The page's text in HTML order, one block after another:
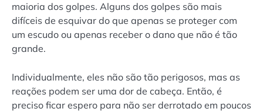
maioria dos golpes. Alguns dos golpes são mais
difíceis de esquivar do que apenas se proteger com
um escudo ou apenas receber o dano que não é tão
grande.
Individualmente, eles não são tão perigosos, mas as
reações podem ser uma dor de cabeça. Então, é
preciso ficar espero para não ser derrotado em poucos